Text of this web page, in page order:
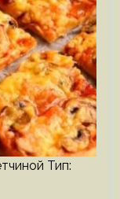
Тип: